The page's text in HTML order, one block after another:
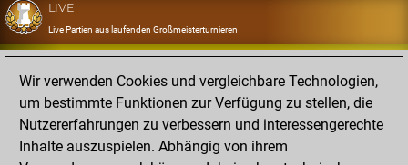
LIVE
Live Partien aus laufenden Großmeisterturnieren
OPENINGS
Erfassen und Üben Sie Ihr Eröffnungsrepertoire
DATABASE
Acht Millionen starke Partien
Wir verwenden Cookies und vergleichbare Technologien,
um bestimmte Funktionen zur Verfügung zu stellen, die
Nutzererfahrungen zu verbessern und interessengerechte
Inhalte auszuspielen. Abhängig von ihrem